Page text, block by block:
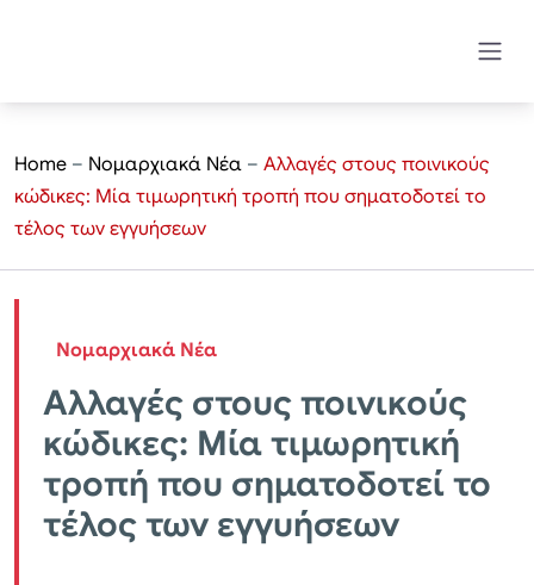
Home – Νομαρχιακά Νέα – Αλλαγές στους ποινικούς
κώδικες: Μία τιμωρητική τροπή που σηματοδοτεί το
τέλος των εγγυήσεων
Νομαρχιακά Νέα
Αλλαγές στους ποινικούς
κώδικες: Μία τιμωρητική
τροπή που σηματοδοτεί το
τέλος των εγγυήσεων